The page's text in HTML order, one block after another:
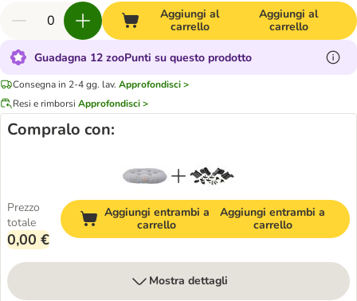
Aggiungi al
carrello
Aggiungi al
carrello
Guadagna 12 zooPunti su questo prodotto
Consegna in 2-4 gg. lav. Approfondisci >
Resi e rimborsi Approfondisci >
Compralo con:
Prezzo
totale
0,00 €
Aggiungi entrambi a
carrello
Aggiungi entrambi a
carrello
Mostra dettagli